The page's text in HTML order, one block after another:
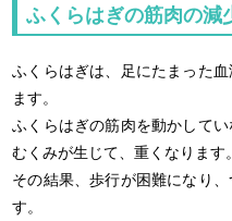
ふくらはぎの筋肉の減
ふくらはぎは、足にたまった
ます。
ふくらはぎの筋肉を動かして
むくみが生じて、重くなります。
その結果、歩行が困難になり
す。